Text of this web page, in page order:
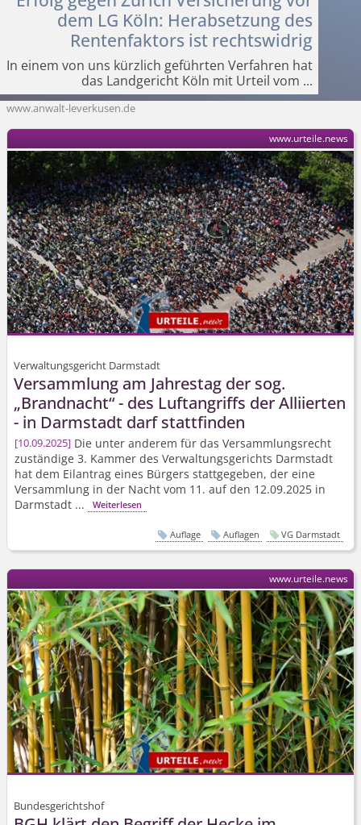
dem LG Köln: Herabsetzung des
Rentenfaktors ist rechtswidrig
In einem von uns kürzlich geführten Verfahren hat
das Landgericht Köln mit Urteil vom ...
www.anwalt-leverkusen.de
Verwaltungsgericht Darmstadt
Versammlung am Jahrestag der sog.
„Brandnacht“ - des Luftangriffs der Alliierten
- in Darmstadt darf stattfinden
10.09.2025 Die unter anderem für das Versammlungsrecht
zuständige 3. Kammer des Verwaltungsgerichts Darmstadt
hat dem Eilantrag eines Bürgers stattgegeben, der eine
Versammlung in der Nacht vom 11. auf den 12.09.2025 in
Darmstadt ...
Weiterlesen
www.urteile.news
Auflage Auflagen VG Darmstadt
Bundesgerichtshof
www.urteile.news